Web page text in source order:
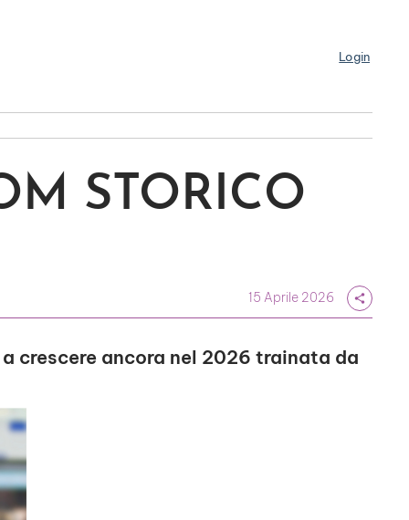
Login
STORICO
15 Aprile 2026 share
crescere ancora nel 2026 trainata da